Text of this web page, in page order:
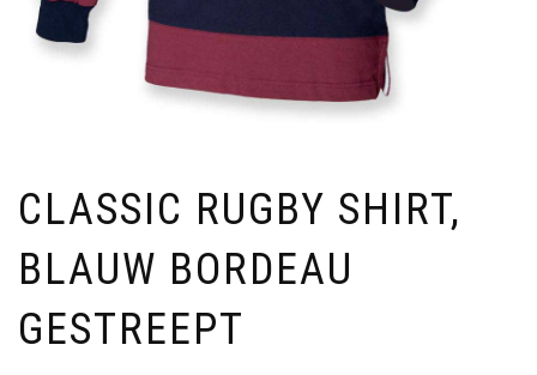
CLASSIC RUGBY SHIRT,
BLAUW BORDEAU
GESTREEPT